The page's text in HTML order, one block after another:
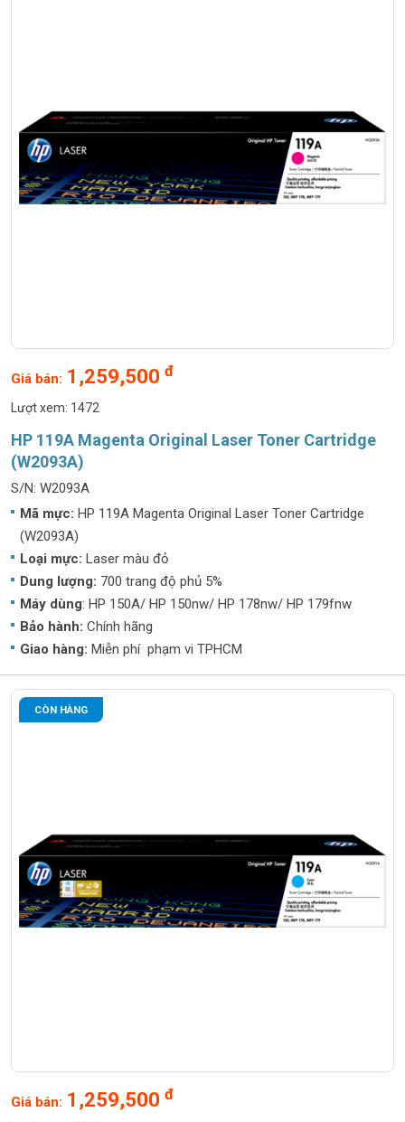
HP 119A Magenta Original Laser Toner Cartridge
(W2093A)
S/N: W2093A
Mã mực: HP 119A Magenta Original Laser Toner Cartridge
(W2093A)
Loại mực: Laser màu đỏ
Dung lượng: 700 trang độ phủ 5%
Máy dùng: HP 150A/ HP 150nw/ HP 178nw/ HP 179fnw
Bảo hành: Chính hãng
Giao hàng: Miễn phí phạm vi TPHCM
Giá bán: 1,259,500 đ
Lượt xem: 1472
CÒN HÀNG
Giá bán: 1,259,500 đ